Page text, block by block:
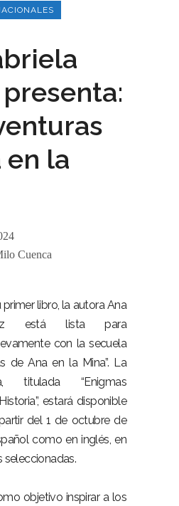
en la
Cuenca
libro, la autora Ana
está lista para
con la secuela
de Ana en la Mina”. La
titulada “Enigmas
estará disponible
del 1 de octubre de
como en inglés, en
seleccionadas.
objetivo inspirar a los